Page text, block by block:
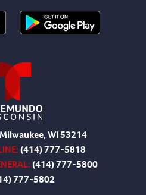
WI 53214
(414) 777-5818
(414) 777-5800
777-5802